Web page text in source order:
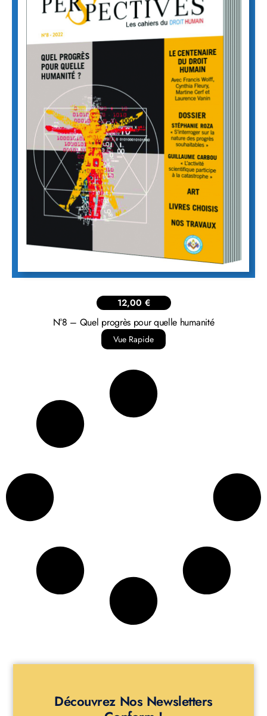
12,00 €
N°8 – Quel progrès pour quelle humanité
Vue Rapide
Découvrez Nos Newsletters